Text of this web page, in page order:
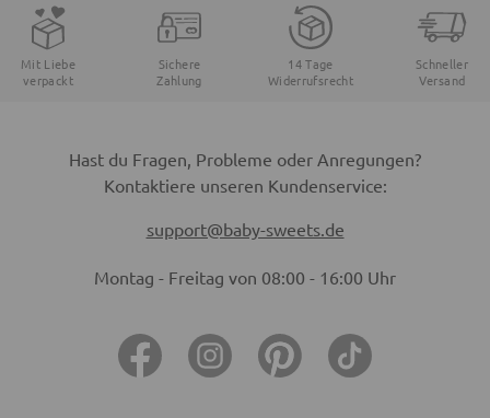
Mit Liebe
verpackt
Sichere
Zahlung
14 Tage
Widerrufsrecht
Schneller
Versand
Hast du Fragen, Probleme oder Anregungen?
Kontaktiere unseren Kundenservice:
support@baby-sweets.de
Montag - Freitag von 08:00 - 16:00 Uhr